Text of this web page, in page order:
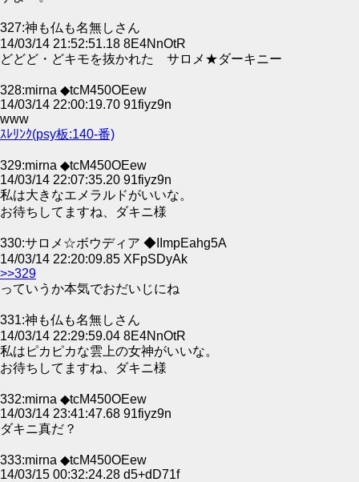
327:神も仏も名無しさん
14/03/14 21:52:51.18 8E4NnOtR
どどど・どキモを抜かれた サロメ★ダーキニー
328:mirna ◆tcM450OEew
14/03/14 22:00:19.70 91fiyz9n
www
ｽﾚﾘﾝｸ(psy板:140-番)
329:mirna ◆tcM450OEew
14/03/14 22:07:35.20 91fiyz9n
私は大きなエメラルドがいいな。
お待ちしてますね、ダキニ様
330:サロメ☆ボウディア ◆IImpEahg5A
14/03/14 22:20:09.85 XFpSDyAk
>>329
っていうか本気でおだいじにね
331:神も仏も名無しさん
14/03/14 22:29:59.04 8E4NnOtR
私はピカピカな雲上の女神がいいな。
お待ちしてますね、ダキニ様
332:mirna ◆tcM450OEew
14/03/14 23:41:47.68 91fiyz9n
ダキニ真だ？
333:mirna ◆tcM450OEew
14/03/15 00:32:24.28 d5+dD71f